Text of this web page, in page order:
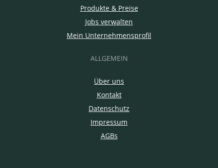
Produkte & Preise
Jobs verwalten
Mein Unternehmensprofil
ALLGEMEIN
Über uns
Kontakt
Datenschutz
Impressum
AGBs